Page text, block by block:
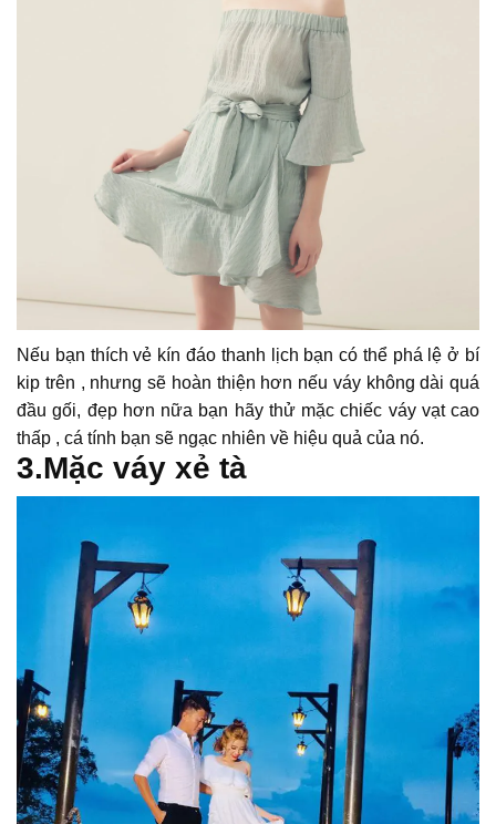
Nếu bạn thích vẻ kín đáo thanh lịch bạn có thể phá lệ ở bí
kip trên , nhưng sẽ hoàn thiện hơn nếu váy không dài quá
đầu gối, đẹp hơn nữa bạn hãy thử mặc chiếc váy vạt cao
thấp , cá tính bạn sẽ ngạc nhiên về hiệu quả của nó.
3.Mặc váy xẻ tà